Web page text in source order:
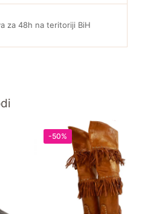
za 48h na teritoriji BiH
-50%